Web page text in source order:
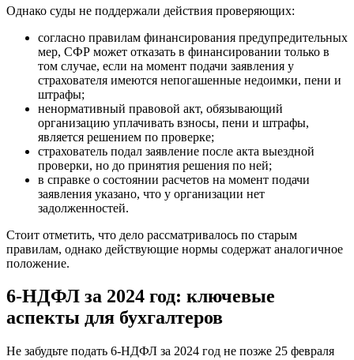
Однако суды не поддержали действия проверяющих:
согласно правилам финансирования предупредительных
мер, СФР может отказать в финансировании только в
том случае, если на момент подачи заявления у
страхователя имеются непогашенные недоимки, пени и
штрафы;
ненормативный правовой акт, обязывающий
организацию уплачивать взносы, пени и штрафы,
является решением по проверке;
страхователь подал заявление после акта выездной
проверки, но до принятия решения по ней;
в справке о состоянии расчетов на момент подачи
заявления указано, что у организации нет
задолженностей.
Стоит отметить, что дело рассматривалось по старым
правилам, однако действующие нормы содержат аналогичное
положение.
6-НДФЛ за 2024 год: ключевые
аспекты для бухгалтеров
Не забудьте подать 6-НДФЛ за 2024 год не позже 25 февраля